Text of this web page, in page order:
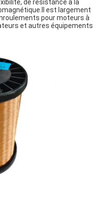
de résistance à la
est largement
pour moteurs à
et autres équipements